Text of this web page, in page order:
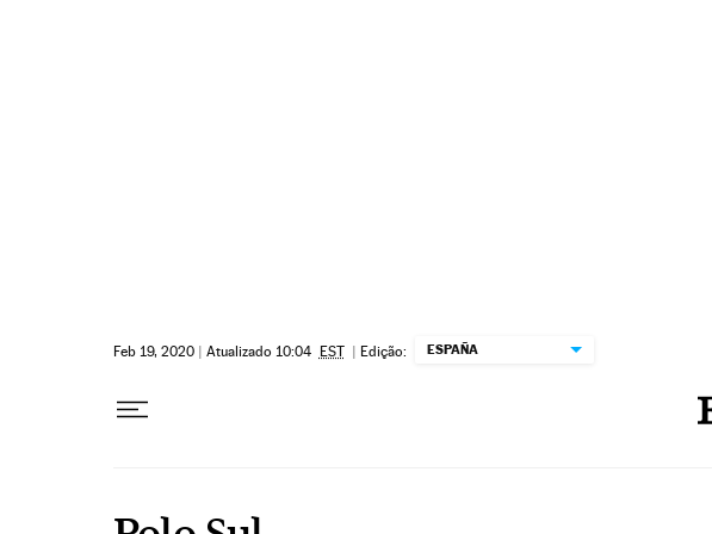
Feb 19, 2020 | Atualizado 10:04 EST | Edição: ESPAÑA